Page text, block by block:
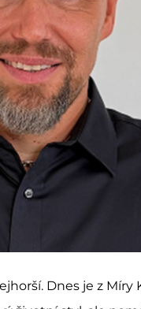
Dnes je z Míry